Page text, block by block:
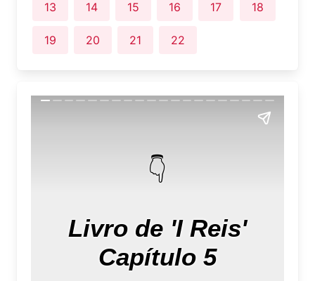
13 14 15 16 17 18
19 20 21 22